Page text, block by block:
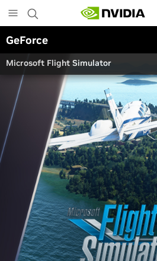
to
main
content
GeForce
Microsoft Flight Simulator